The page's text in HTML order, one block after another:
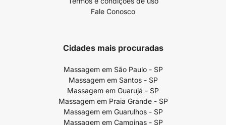
Fale Conosco
Cidades mais procuradas
Massagem em São Paulo - SP
Massagem em Santos - SP
Massagem em Guarujá - SP
Massagem em Praia Grande - SP
Massagem em Guarulhos - SP
Massagem em Campinas - SP